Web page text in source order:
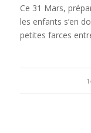
Ce 31 Mars,
les enfants s’en
petites farces